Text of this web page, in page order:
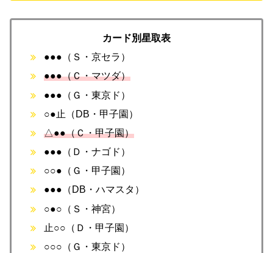
カード別星取表
●●●（Ｓ・京セラ）
●●●（Ｃ・マツダ）
●●●（Ｇ・東京ド）
○●止（DB・甲子園）
△●●（Ｃ・甲子園）
●●●（Ｄ・ナゴド）
○○●（Ｇ・甲子園）
●●●（DB・ハマスタ）
○●○（Ｓ・神宮）
止○○（Ｄ・甲子園）
○○○（Ｇ・東京ド）